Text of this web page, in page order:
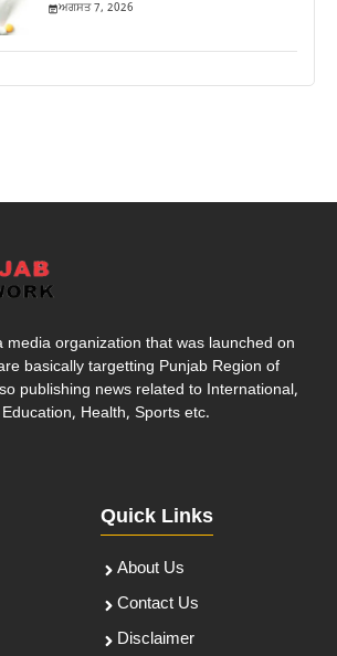
ਅਗਸਤ 7, 2026
media organization that was launched on
basically targetting Punjab Region of
publishing news related to International,
Health, Sports etc.
Quick Links
About Us
Contact Us
Disclaimer